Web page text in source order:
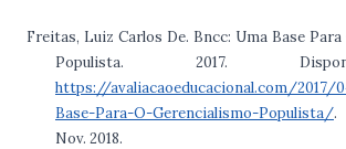
Freitas, Luiz Carlos De. Bncc: Uma Base
Populista. 2017.
https://avaliacaoeducacional.com/
Base-Para-O-Gerencialismo-Populista/.
Nov. 2018.